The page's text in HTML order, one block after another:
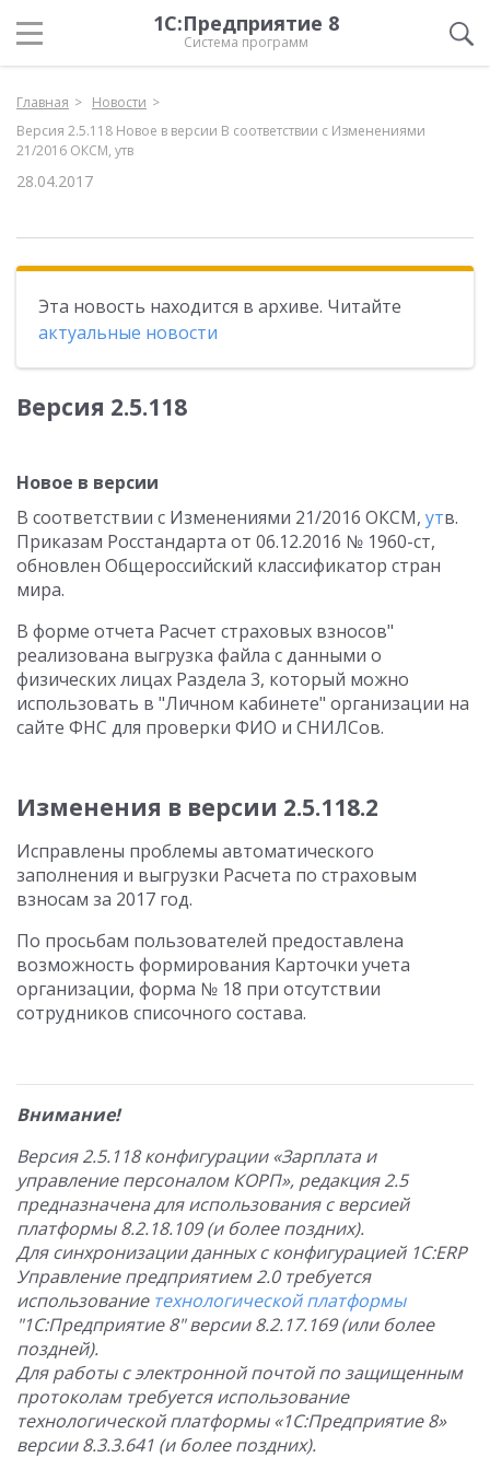
1С:Предприятие 8
Система программ
Главная
Новости
Версия 2.5.118 Новое в версии В соответствии с Изменениями
21/2016 ОКСМ, утв
28.04.2017
Эта новость находится в архиве. Читайте
актуальные новости
Версия 2.5.118
Новое в версии
В соответствии с Изменениями 21/2016 ОКСМ, утв.
Приказам Росстандарта от 06.12.2016 № 1960-ст,
обновлен Общероссийский классификатор стран
мира.
В форме отчета Расчет страховых взносов"
реализована выгрузка файла с данными о
физических лицах Раздела 3, который можно
использовать в "Личном кабинете" организации на
сайте ФНС для проверки ФИО и СНИЛСов.
Изменения в версии 2.5.118.2
Исправлены проблемы автоматического
заполнения и выгрузки Расчета по страховым
взносам за 2017 год.
По просьбам пользователей предоставлена
возможность формирования Карточки учета
организации, форма № 18 при отсутствии
сотрудников списочного состава.
Внимание!
Версия 2.5.118 конфигурации «Зарплата и
управление персоналом КОРП», редакция 2.5
предназначена для использования с версией
платформы 8.2.18.109 (и более поздних).
Для синхронизации данных с конфигурацией 1С:ERP
Управление предприятием 2.0 требуется
использование технологической платформы
"1С:Предприятие 8" версии 8.2.17.169 (или более
поздней).
Для работы с электронной почтой по защищенным
протоколам требуется использование
технологической платформы «1С:Предприятие 8»
версии 8.3.3.641 (и более поздних).